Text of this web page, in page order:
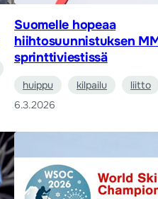
Suomelle hopeaa
hiihtosuunnistuksen
sprinttiviestissä
huippu kilpailu liitto
6.3.2026